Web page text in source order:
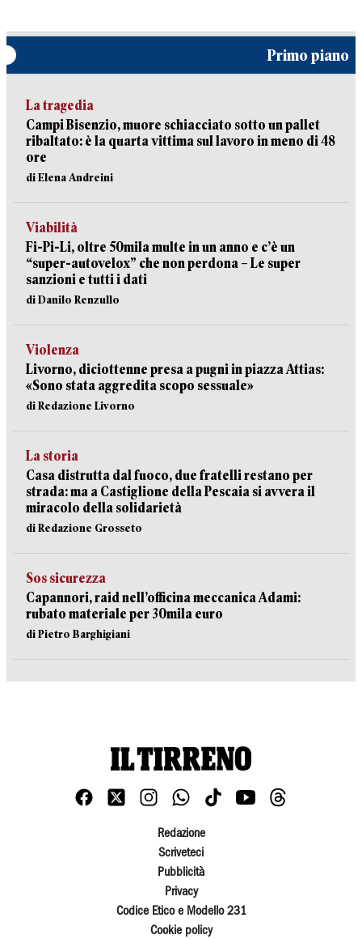
Primo piano
La tragedia
Campi Bisenzio, muore schiacciato sotto un pallet
ribaltato: è la quarta vittima sul lavoro in meno di 48
ore
di Elena Andreini
Viabilità
Fi-Pi-Li, oltre 50mila multe in un anno e c’è un
“super-autovelox” che non perdona – Le super
sanzioni e tutti i dati
di Danilo Renzullo
Violenza
Livorno, diciottenne presa a pugni in piazza Attias:
«Sono stata aggredita scopo sessuale»
di Redazione Livorno
La storia
Casa distrutta dal fuoco, due fratelli restano per
strada: ma a Castiglione della Pescaia si avvera il
miracolo della solidarietà
di Redazione Grosseto
Sos sicurezza
Capannori, raid nell’officina meccanica Adami:
rubato materiale per 30mila euro
di Pietro Barghigiani
Redazione
Scriveteci
Pubblicità
Privacy
Codice Etico e Modello 231
Cookie policy